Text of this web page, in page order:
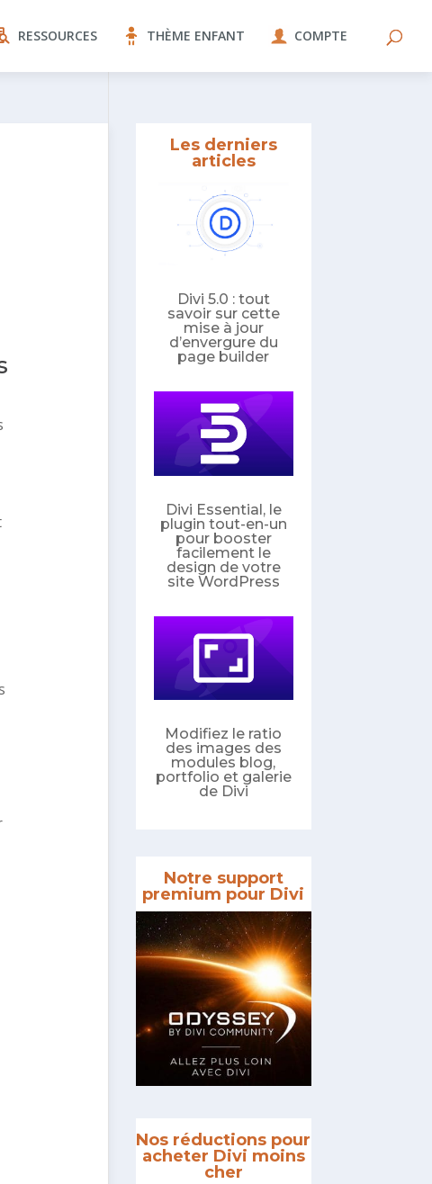
RESSOURCES THÈME ENFANT COMPTE
Les derniers
articles
Divi 5.0 : tout
savoir sur cette
mise à jour
d’envergure du
page builder
Divi Essential, le
plugin tout-en-un
pour booster
facilement le
design de votre
site WordPress
Modifiez le ratio
des images des
modules blog,
portfolio et galerie
de Divi
Notre support
premium pour Divi
Nos réductions pour
acheter Divi moins
cher